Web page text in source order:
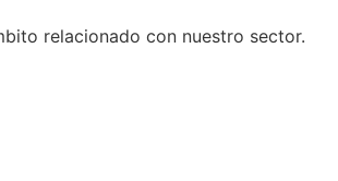
relacionado con nuestro sector.